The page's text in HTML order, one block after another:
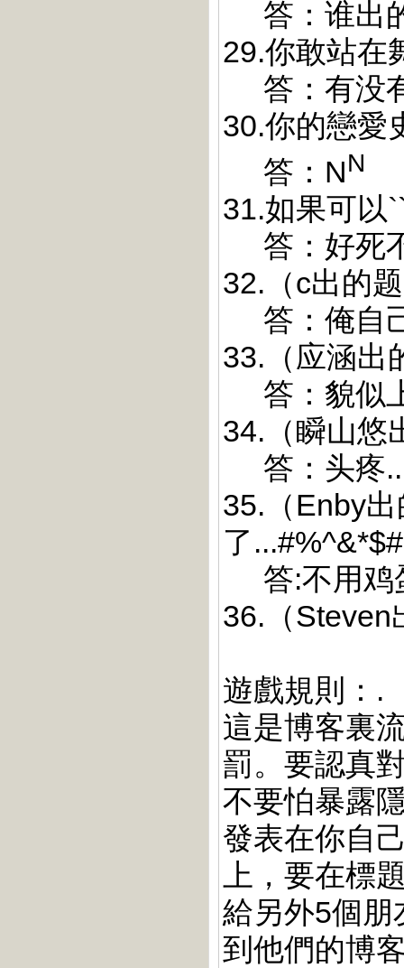
答：谁出
29.你敢站在
答：有没
30.你的戀愛
答：NN
31.如果可以
答：好死
32.（c出的
答：俺自
33.（应涵出
答：貌似
34.（瞬山悠
答：头疼
35.（Enby
了
答:不用鸡
36.（Steven
遊戲規則：.
這是博客裏
罰。要認真
不要怕暴露
發表在你自
上，要在標
給另外5個朋
到他們的博